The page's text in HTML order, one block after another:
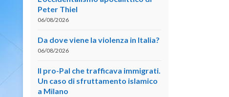
Peter Thiel
06/08/2026
Da dove viene la violenza in Italia?
06/08/2026
Il pro-Pal che trafficava immigrati.
Un caso di sfruttamento islamico
a Milano